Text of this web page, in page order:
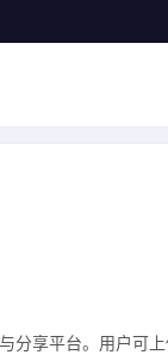
分享平台。用户可